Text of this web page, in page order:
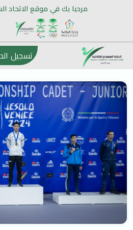
مرحبا بك في موقع الاتحاد
تسجيل